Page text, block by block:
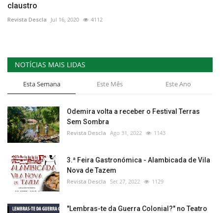
claustro
Revista Descla Jul 16, 2020 4112
NOTÍCIAS MAIS LIDAS
Esta Semana Este Mês Este Ano
Odemira volta a receber o Festival Terras
Sem Sombra
Revista Descla Ago 31, 2022 1143
3.ª Feira Gastronómica - Alambicada de Vila
Nova de Tazem
Revista Descla Set 27, 2022 1129
"Lembras-te da Guerra Colonial?" no Teatro